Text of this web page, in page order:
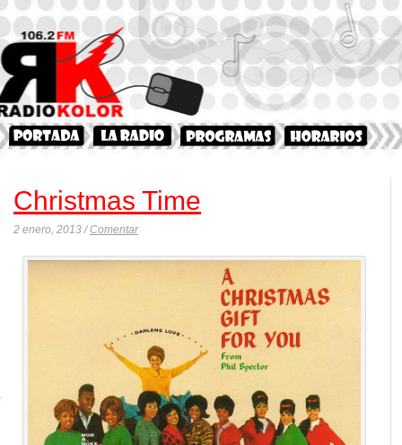
Christmas Time
2 enero, 2013 /Comentar